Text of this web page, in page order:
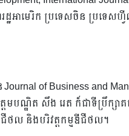
ឋអាមេរិក ប្រទេសចិន ប្រទេ
Journal of Business and
មបណ្ឌិត សឹង រេត ក៏ជា​ទីប្រឹក្ស
ជីថល និង​បរិវត្តកម្មឌីជីថល។